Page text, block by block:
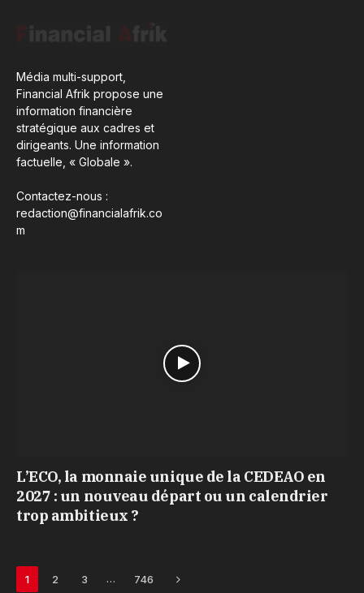
Média multi-support,
Financial Afrik propose une
information financière
stratégique aux cadres et
dirigeants. Une information
factuelle, « Globale ».
Contactez-nous :
redaction@financialafrik.co
m
L’ECO, la monnaie unique de la CEDEAO en
2027 : un nouveau départ ou un calendrier
trop ambitieux ?
1 2 3 … 746 Next